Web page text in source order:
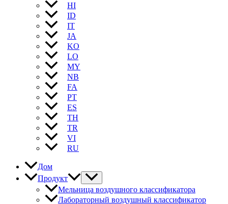
HI
ID
IT
JA
KO
LO
MY
NB
FA
PT
ES
TH
TR
VI
RU
Дом
Продукт
Мельница воздушного классификатора
Лабораторный воздушный классификатор